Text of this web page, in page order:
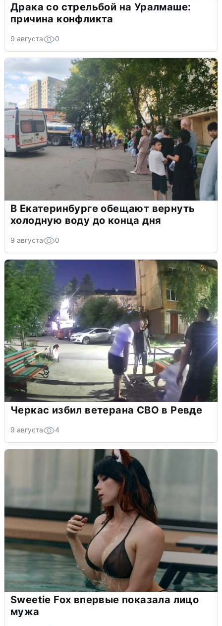
Драка со стрельбой на Уралмаше:
причина конфликта
9 августа 0
В Екатеринбурге обещают вернуть
холодную воду до конца дня
9 августа 0
Черкас избил ветерана СВО в Ревде
9 августа 4
Sweetie Fox впервые показала лицо
мужа